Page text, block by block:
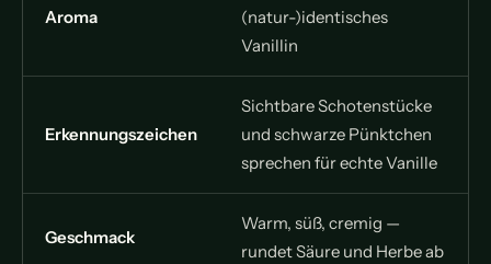
Aroma
(natur-)identisches
Vanillin
Erkennungszeichen
Sichtbare Schotenstücke
und schwarze Pünktchen
sprechen für echte Vanille
Geschmack
Warm, süß, cremig —
rundet Säure und Herbe ab